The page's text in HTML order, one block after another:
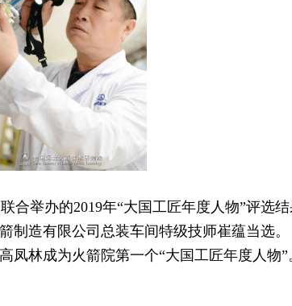
举办的2019年“大国工匠年度人物”评选
制造有限公司总装车间特级技师崔蕴当选。
林成为火箭院第一个“大国工匠年度人物”